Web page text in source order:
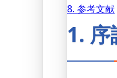
8. 参考文献
1.